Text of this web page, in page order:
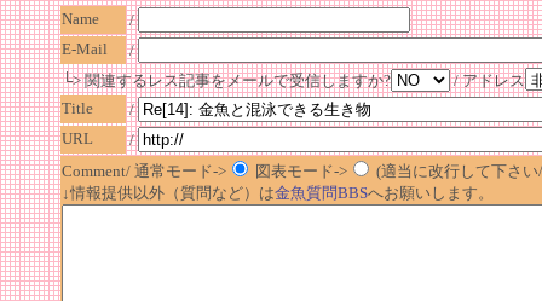
Name
/
E-Mail
/
└> 関連するレス記事をメールで受信しますか?
/ アドレス
Title
/
URL
/
Comment/ 通常モード->
図表モード->
(適当に改行して下さ
↓情報提供以外（質問など）は金魚質問BBSへお願いします。